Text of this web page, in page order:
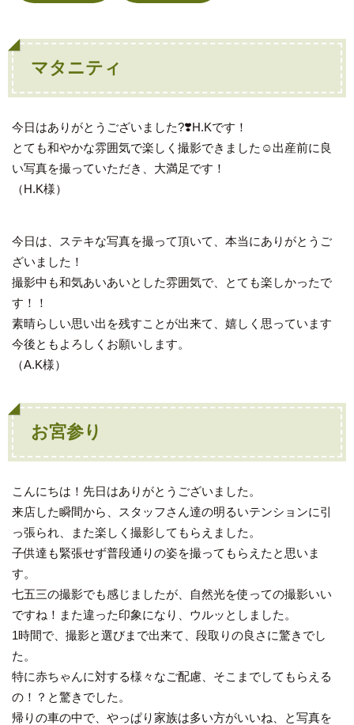
マタニティ
今日はありがとうございました?❣️H.Kです！
とても和やかな雰囲気で楽しく撮影できました☺️出産前に良
い写真を撮っていただき、大満足です！
（H.K様）
今日は、ステキな写真を撮って頂いて、本当にありがとうご
ざいました！
撮影中も和気あいあいとした雰囲気で、とても楽しかったで
す！！
素晴らしい思い出を残すことが出来て、嬉しく思っています
今後ともよろしくお願いします。
（A.K様）
お宮参り
こんにちは！先日はありがとうございました。
来店した瞬間から、スタッフさん達の明るいテンションに引
っ張られ、また楽しく撮影してもらえました。
子供達も緊張せず普段通りの姿を撮ってもらえたと思いま
す。
七五三の撮影でも感じましたが、自然光を使っての撮影いい
ですね！また違った印象になり、ウルッとしました。
1時間で、撮影と選びまで出来て、段取りの良さに驚きでし
た。
特に赤ちゃんに対する様々なご配慮、そこまでしてもらえる
の！？と驚きでした。
帰りの車の中で、やっぱり家族は多い方がいいね、と写真を